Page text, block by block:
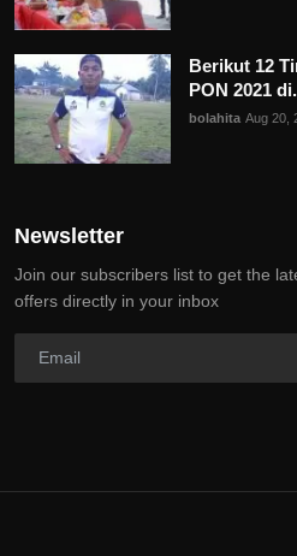
Berikut 12
PON 2021
bolahita Aug 20,
Newsletter
Join our subscribers list to get the
offers directly in your inbox